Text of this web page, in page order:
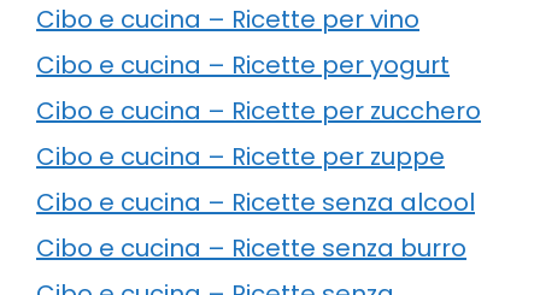
Cibo e cucina – Ricette per vino
Cibo e cucina – Ricette per yogurt
Cibo e cucina – Ricette per zucchero
Cibo e cucina – Ricette per zuppe
Cibo e cucina – Ricette senza alcool
Cibo e cucina – Ricette senza burro